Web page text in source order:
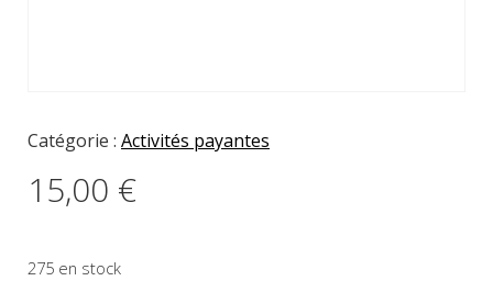
Catégorie : Activités payantes
15,00 €
275 en stock